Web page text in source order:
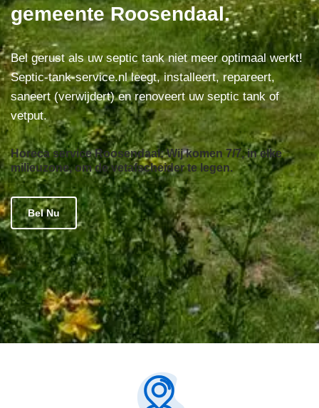
gemeente Roosendaal.
Bel gerust als uw septic tank niet meer optimaal werkt!
Septic-tank-service.nl leegt, installeert, repareert,
saneert (verwijdert) en renoveert uw septic tank of
vetput.
Horeca service Roosendaal: Wij komen 7/7, in elke
milieuzone, om de vetafscheider te legen.
Bel Nu